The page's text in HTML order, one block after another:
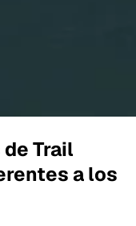
Trail
a los